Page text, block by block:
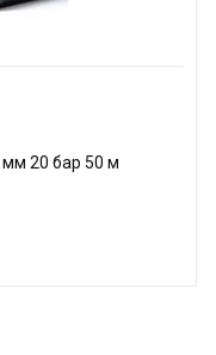
мм 20 бар 50 м